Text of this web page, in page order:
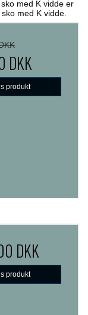
med K vidde er
med K vidde.
DKK
produkt
DKK
produkt